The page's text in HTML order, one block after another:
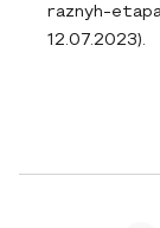
raznyh-
12.07.2023).